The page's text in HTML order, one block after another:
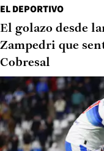
EL DEPORTIVO
El golazo desde
Zampedri que
Cobresal